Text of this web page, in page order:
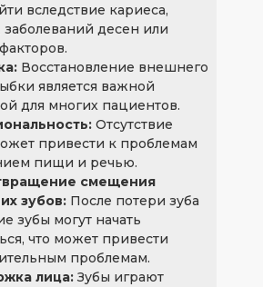
44 88 Заказать
вследствие кариеса,
заболеваний десен или
Восстановление внешнего
является важной
для многих пациентов.
Отсутствие
привести к проблемам
пищи и речью.
смещения
зубов: После потери зуба
зубы могут начать
что может привести
проблемам.
лица: Зубы играют